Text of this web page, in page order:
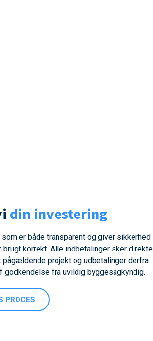
din investering
er både transparent og giver sikkerhed
korrekt. Alle indbetalinger sker direkte
projekt og udbetalinger derfra
godkendelse fra uvildig byggesagkyndig.
PROCES